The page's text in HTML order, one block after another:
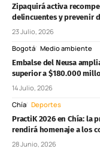
Zipaquirá activa
delincuentes y prevenir
23 Julio, 2026
Bogotá Medio ambiente
Embalse del Neusa
superior a $180.000
14 Julio, 2026
Chía Deportes
PractiK 2026 en Chía: la
rendirá homenaje a los
28 Junio, 2026